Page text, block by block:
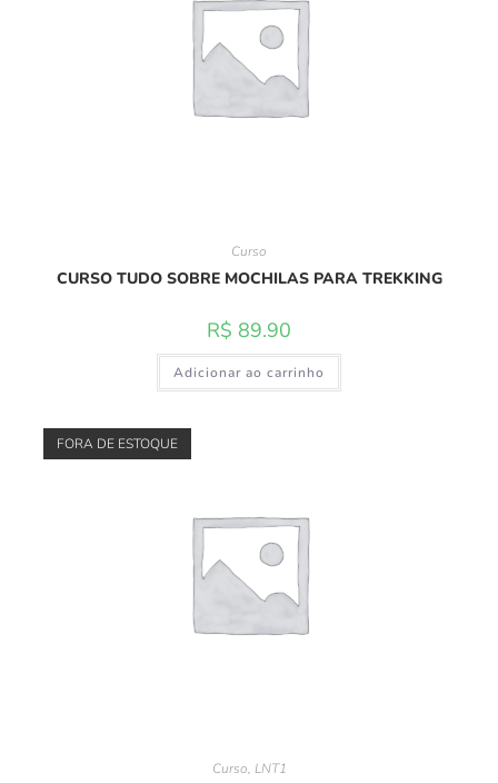
Curso
CURSO TUDO SOBRE MOCHILAS PARA TREKKING
R$ 89.90
Adicionar ao carrinho
FORA DE ESTOQUE
Curso, LNT1